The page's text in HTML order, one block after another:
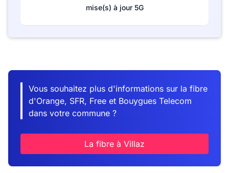
mise(s) à jour 5G
Vous souhaitez plus d'informations sur la fibre
d'Orange, SFR, Free et Bouygues Telecom
dans votre commune ?
La fibre à Villaz